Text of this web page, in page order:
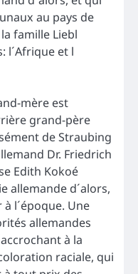
au pays de
famille Liebl
l´Afrique et l
mère est
grand-père
de Straubing
Dr. Friedrich
Edith Kokoé
allemande d´alors,
l´époque. Une
allemandes
à la
raciale, qui